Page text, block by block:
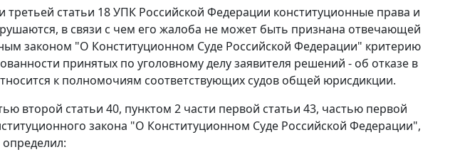
статьи 18 УПК Российской Федерации конституционные права и
в связи с чем его жалоба не может быть признана отвечающей
законом "О Конституционном Суде Российской Федерации" критерию
принятых по уголовному делу заявителя решений - об отказе в
к полномочиям соответствующих судов общей юрисдикции.
второй статьи 40, пунктом 2 части первой статьи 43, частью первой
закона "О Конституционном Суде Российской Федерации",